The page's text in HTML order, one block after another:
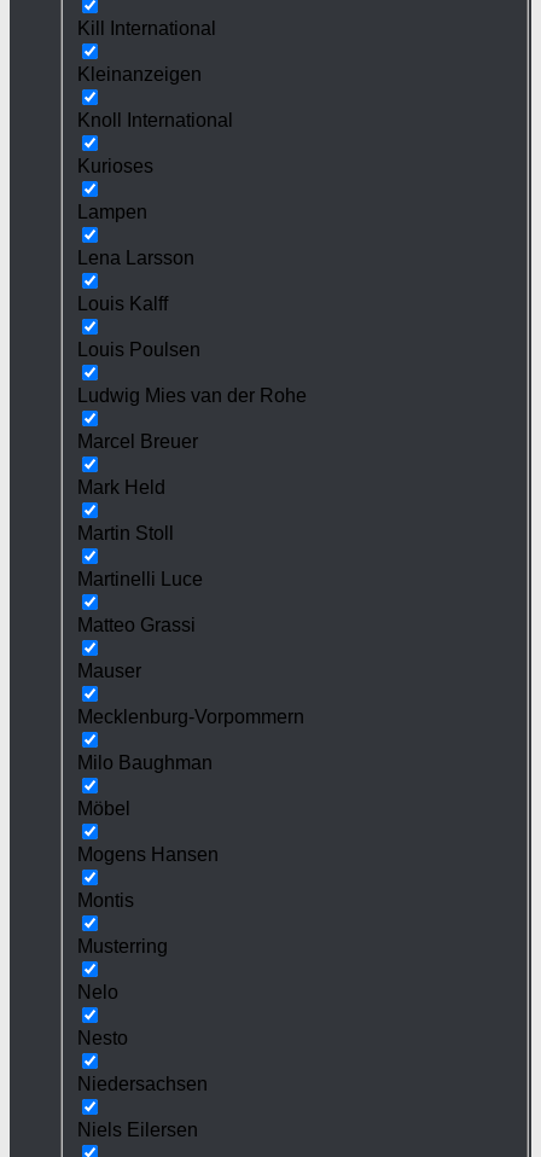
Kill International
Kleinanzeigen
Knoll International
Kurioses
Lampen
Lena Larsson
Louis Kalff
Louis Poulsen
Ludwig Mies van der Rohe
Marcel Breuer
Mark Held
Martin Stoll
Martinelli Luce
Matteo Grassi
Mauser
Mecklenburg-Vorpommern
Milo Baughman
Möbel
Mogens Hansen
Montis
Musterring
Nelo
Nesto
Niedersachsen
Niels Eilersen